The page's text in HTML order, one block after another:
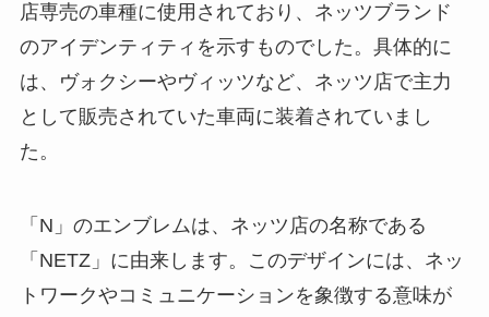
店専売の車種に使用されており、ネッツブランド
のアイデンティティを示すものでした。具体的に
は、ヴォクシーやヴィッツなど、ネッツ店で主力
として販売されていた車両に装着されていまし
た。
「N」のエンブレムは、ネッツ店の名称である
「NETZ」に由来します。このデザインには、ネッ
トワークやコミュニケーションを象徴する意味が